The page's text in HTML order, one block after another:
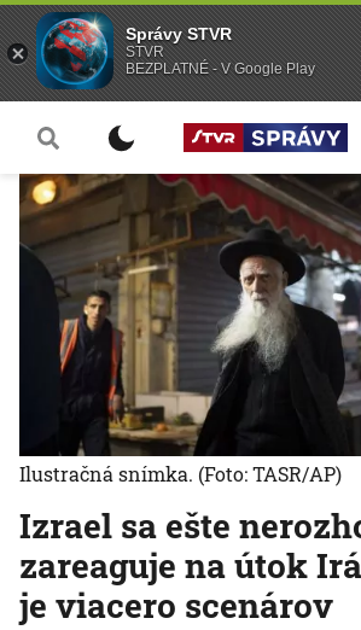
Izrael sa ešte
zareaguje na útok
je viacero scenárov
Ilustračná snímka. (Foto: TASR/AP)
Správy STVR
STVR
BEZPLATNÉ - V Google Play